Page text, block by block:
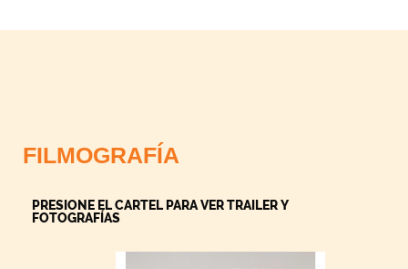
FILMOGRAFÍA
PRESIONE EL CARTEL PARA VER TRAILER Y
FOTOGRAFÍAS